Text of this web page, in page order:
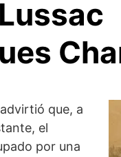
que, a
el
por una